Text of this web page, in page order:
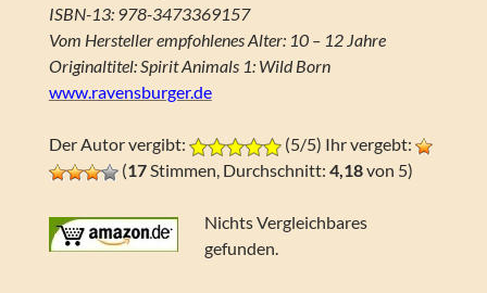
ISBN-13: 978-3473369157
Vom Hersteller empfohlenes Alter: 10 – 12 Jahre
Originaltitel: Spirit Animals 1: Wild Born
www.ravensburger.de
Der Autor vergibt:
(5/5) Ihr vergebt:
(17Stimmen, Durchschnitt: 4,18von 5)
Nichts Vergleichbares
gefunden.